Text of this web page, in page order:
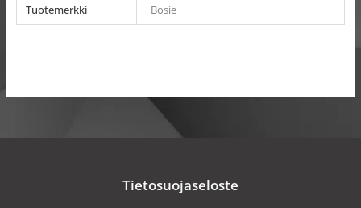
Tuotemerkki
Bosie
Tietosuojaseloste